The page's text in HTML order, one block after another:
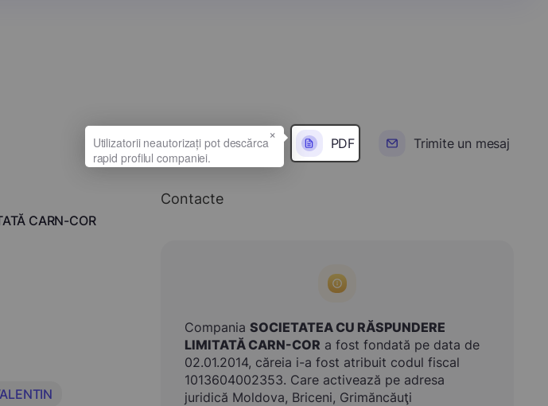
PDF Trimite un mesaj
CARN-COR
Contacte
Compania SOCIETATEA CU RĂSPUNDERE
LIMITATĂ CARN-COR a fost fondată pe data de
02.01.2014, căreia i-a fost atribuit codul fiscal
1013604002353. Care activează pe adresa
juridică Moldova, Briceni, Grimăncăuţi
×